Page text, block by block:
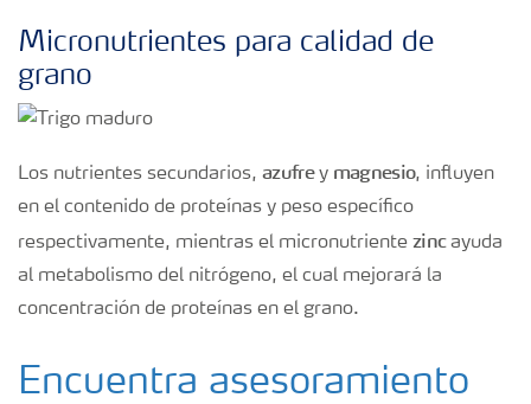
Micronutrientes para calidad de
grano
Los nutrientes secundarios, azufrey magnesio, influyen
en el contenido de proteínas y peso específico
respectivamente, mientras el micronutriente zincayuda
al metabolismo del nitrógeno, el cual mejorará la
concentración de proteínas en el grano.
Encuentra asesoramiento